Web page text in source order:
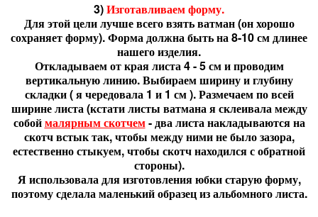
3)Изготавливаем форму.
Для этой цели лучше всего взять ватман (он хорошо
сохраняет форму). Форма должна быть на 8-10 см длинее
нашего изделия.
Откладываем от края листа 4 - 5 см и проводим
вертикальную линию. Выбираем ширину и глубину
складки ( я чередовала 1 и 1 см ). Размечаем по всей
ширине листа (кстати листы ватмана я склеивала между
собоймалярным скотчем- два листа накладываются на
скотч встык так, чтобы между ними не было зазора,
естественно стыкуем, чтобы скотч находился с обратной
стороны).
Я использовала для изготовления юбки старую форму,
поэтому сделала маленький образец из альбомного листа.